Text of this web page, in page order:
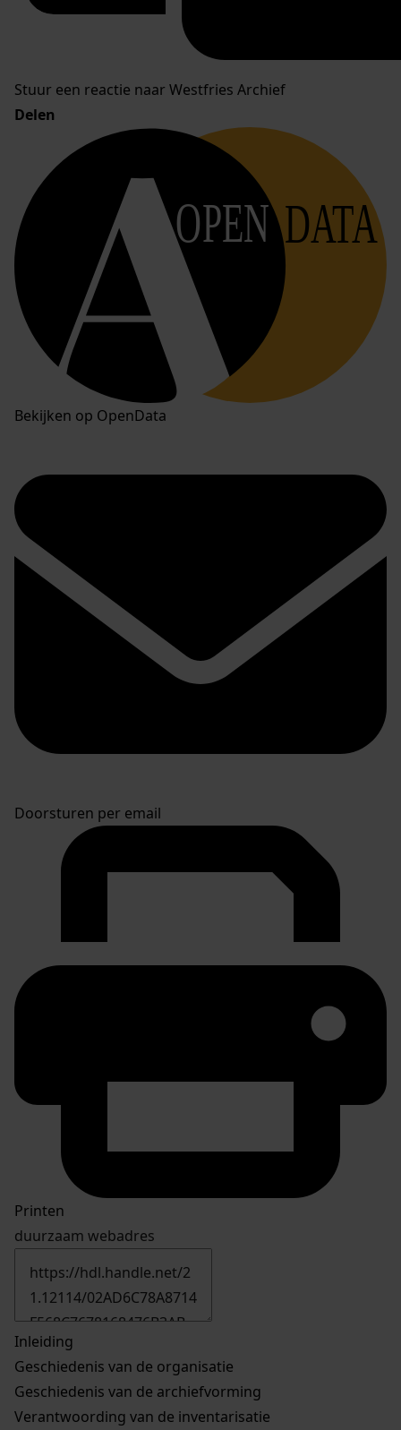
Stuur een reactie naar Westfries Archief
Delen
OPEN DATA
Bekijken op OpenData
Doorsturen per email
Printen
duurzaam webadres
Inleiding
Geschiedenis van de organisatie
Geschiedenis van de archiefvorming
Verantwoording van de inventarisatie